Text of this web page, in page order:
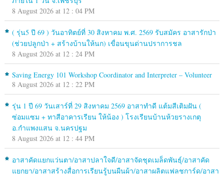
8 August 2026 at 12 : 04 PM
( รุ่น5 ปี 69 ) วันอาทิตย์ที่ 30 สิงหาคม พ.ศ. 2569 รับสมัคร อาสารักป่า
(ช่วยปลูกป่า + สร้างบ้านให้นก) เขื่อนขุนด่านปราการชล
8 August 2026 at 12 : 24 PM
Saving Energy 101 Workshop Coordinator and Interpreter – Volunteer
8 August 2026 at 12 : 22 PM
รุ่น 1 ปี 69 วันเสาร์ที่ 29 สิงหาคม 2569 อาสาทำดี แต้มสีเติมฝัน (
ซ่อมแซม + ทาสีอาคารเรียน ให้น้อง ) โรงเรียนบ้านห้วยรางเกตุ
อ.กำแพงแสน จ.นครปฐม
8 August 2026 at 12 : 44 PM
อาสาคัดแยกแว่นตา/อาสาปลาใจดี/อาสาจัดชุดเมล็ดพันธุ์/อาสาคัด
แยกยา/อาสาสร้างสื่อการเรียนรู้บนผืนผ้า/อาสาผลิตแฟลชการ์ด/อาสา